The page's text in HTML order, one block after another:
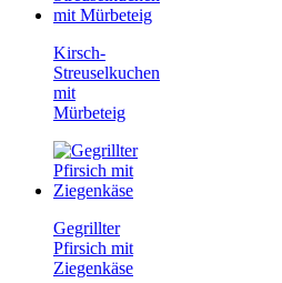
Kirsch-
Streuselkuchen
mit
Mürbeteig
Gegrillter
Pfirsich mit
Ziegenkäse